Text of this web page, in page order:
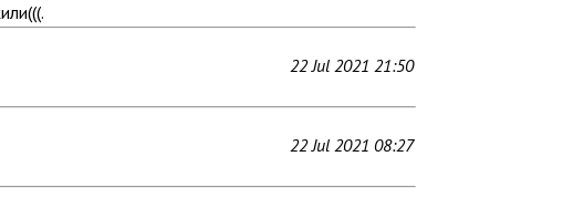
22 Jul 2021 21:50
22 Jul 2021 08:27